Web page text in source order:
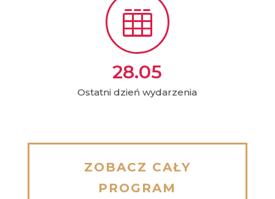

28.05
Ostatni dzień wydarzenia
ZOBACZ CAŁY
PROGRAM